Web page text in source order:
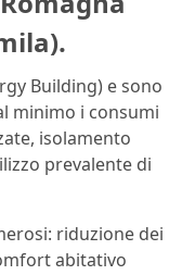
Building) e sono
minimo i consumi
isolamento
prevalente di
riduzione dei
abitativo